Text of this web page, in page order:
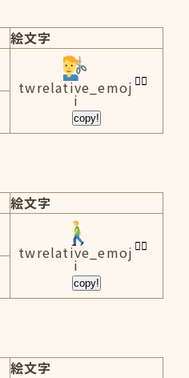
絵文字
twrelative_emoj
i
copy!
絵文字
twrelative_emoj
i
copy!
絵文字